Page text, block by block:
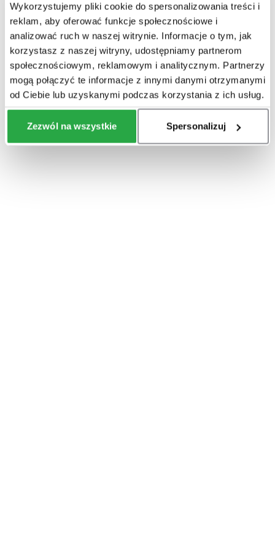
Wykorzystujemy pliki cookie do spersonalizowania treści i
reklam, aby oferować funkcje społecznościowe i
analizować ruch w naszej witrynie. Informacje o tym, jak
korzystasz z naszej witryny, udostępniamy partnerom
społecznościowym, reklamowym i analitycznym. Partnerzy
mogą połączyć te informacje z innymi danymi otrzymanymi
od Ciebie lub uzyskanymi podczas korzystania z ich usług.
Zezwól na wszystkie Spersonalizuj
Masz pytania? Skontaktuj się z nami
Hasła w słowniczku